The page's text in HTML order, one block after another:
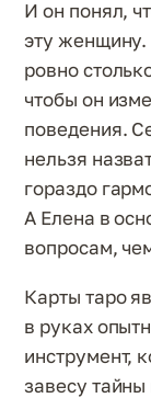
И он понял,
эту женщину.
ровно
чтобы он
поведения.
нельзя
гораздо
А Елена в
вопросам,
Карты таро
в руках
инструмент,
завесу